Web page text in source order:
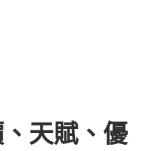
、天賦、優